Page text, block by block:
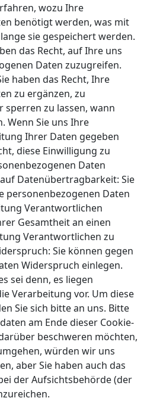
wozu Ihre
benötigt werden, was mit
sie gespeichert werden.
das Recht, auf Ihre uns
Daten zuzugreifen.
haben das Recht, Ihre
zu ergänzen, zu
sperren zu lassen, wann
Wenn Sie uns Ihre
Ihrer Daten gegeben
diese Einwilligung zu
Daten
Datenübertragbarkeit: Sie
personenbezogenen Daten
Verantwortlichen
Gesamtheit an einen
Verantwortlichen zu
Sie können gegen
Widerspruch einlegen.
sei denn, es liegen
Verarbeitung vor. Um diese
Sie sich bitte an uns. Bitte
am Ende dieser Cookie-
beschweren möchten,
würden wir uns
aber Sie haben auch das
der Aufsichtsbehörde (der